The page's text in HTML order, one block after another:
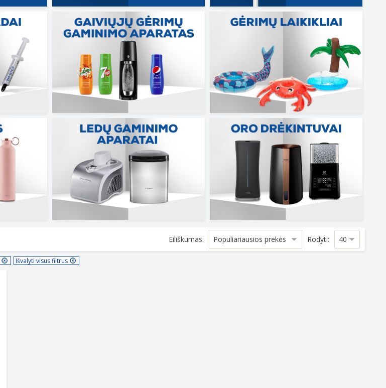
Eiliškumas: Rodyti:
Išvalyti visus filtrus